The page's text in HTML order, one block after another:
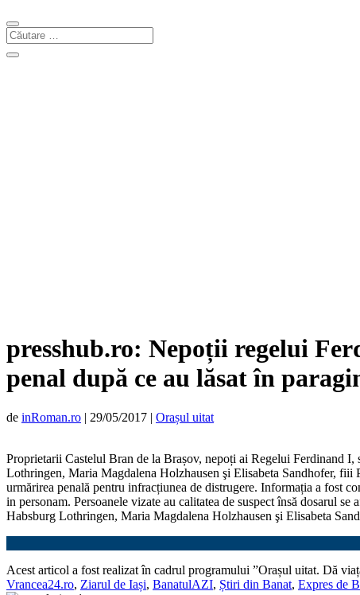
presshub.ro: Nepoții regelui
penal după ce au lăsat în
de inRoman.ro | 29/05/2017 | Orașul uitat
Proprietarii Castelul Bran de la Brașov, nepoți ai Regelui Ferdinand
Lothringen, Maria Magdalena Holzhausen şi Elisabeta Sandhofer, fiii
urmărirea penală pentru infracțiunea de distrugere. Informația a fost
in personam. Persoanele vizate au calitatea de suspect însă dosarul
Habsburg Lothringen, Maria Magdalena Holzhausen şi Elisabeta
Acest articol a fost realizat în cadrul programului ”Orașul uitat. Dă
Vrancea24.ro, Ziarul de Iași, BanatulAZI, Știri din Banat, Expres de